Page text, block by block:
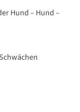
Hund – Hund –